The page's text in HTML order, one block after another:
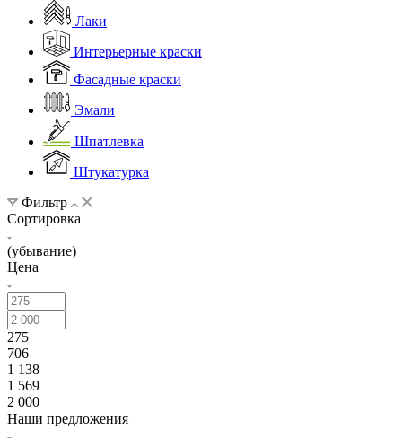
Лаки
Интерьерные краски
Фасадные краски
Эмали
Шпатлевка
Штукатурка
Фильтр
Сортировка
(убывание)
Цена
275
706
1 138
1 569
2 000
Наши предложения